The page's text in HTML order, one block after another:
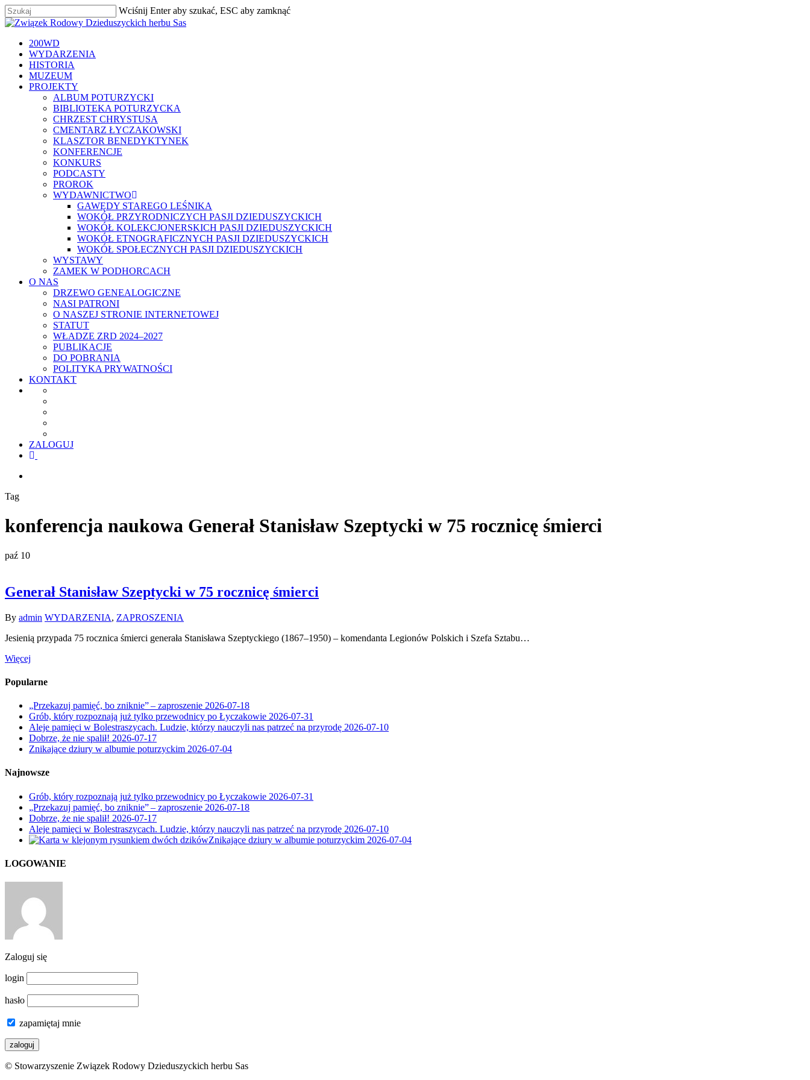
Skip
to
content
Wciśnij Enter aby szukać, ESC aby zamknąć
Zamknij
szukaj
Menu
200WD
WYDARZENIA
HISTORIA
MUZEUM
PROJEKTY
ALBUM POTURZYCKI
BIBLIOTEKA POTURZYCKA
CHRZEST CHRYSTUSA
CMENTARZ ŁYCZAKOWSKI
KLASZTOR BENEDYKTYNEK
KONFERENCJE
KONKURS
PODCASTY
PROROK
WYDAWNICTWO
GAWĘDY STAREGO LEŚNIKA
WOKÓŁ PRZYRODNICZYCH PASJI DZIEDUSZYCKICH
WOKÓŁ KOLEKCJONERSKICH PASJI DZIEDUSZYCKICH
WOKÓŁ ETNOGRAFICZNYCH PASJI DZIEDUSZYCKICH
WOKÓŁ SPOŁECZNYCH PASJI DZIEDUSZYCKICH
WYSTAWY
ZAMEK W PODHORCACH
O NAS
DRZEWO GENEALOGICZNE
NASI PATRONI
O NASZEJ STRONIE INTERNETOWEJ
STATUT
WŁADZE ZRD 2024–2027
PUBLIKACJE
DO POBRANIA
POLITYKA PRYWATNOŚCI
KONTAKT
ZALOGUJ
facebook
Tag
konferencja naukowa Generał Stanisław Szeptycki w 75 rocznicę śmierci
paź 10
Generał Stanisław Szeptycki w 75 rocznicę śmierci
By admin WYDARZENIA, ZAPROSZENIA
Jesienią przypada 75 rocznica śmierci generała Stanisława Szeptyckiego (1867–1950) – komendanta Legionów Polskich i Szefa Sztabu…
Więcej
Popularne
„Przekazuj pamięć, bo zniknie” – zaproszenie 2026-07-18
Grób, który rozpoznają już tylko przewodnicy po Łyczakowie 2026-07-31
Aleje pamięci w Bolestraszycach. Ludzie, którzy nauczyli nas patrzeć na przyrodę 2026-07-10
Dobrze, że nie spalił! 2026-07-17
Znikające dziury w albumie poturzyckim 2026-07-04
Najnowsze
Grób, który rozpoznają już tylko przewodnicy po Łyczakowie 2026-07-31
„Przekazuj pamięć, bo zniknie” – zaproszenie 2026-07-18
Dobrze, że nie spalił! 2026-07-17
Aleje pamięci w Bolestraszycach. Ludzie, którzy nauczyli nas patrzeć na przyrodę 2026-07-10
Znikające dziury w albumie poturzyckim 2026-07-04
LOGOWANIE
Zaloguj się
login
hasło
zapamiętaj mnie
© Stowarzyszenie Związek Rodowy Dzieduszyckich herbu Sas